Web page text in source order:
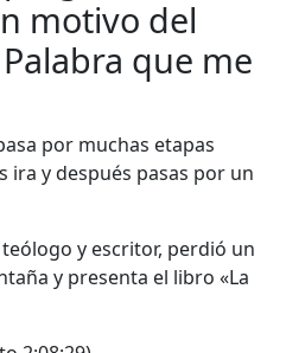
motivo del
que me
por muchas etapas
y después pasas por un
y escritor, perdió un
y presenta el libro «La